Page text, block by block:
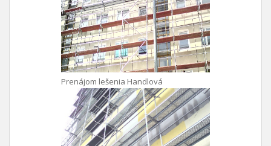
Prenájom lešenia Handlová